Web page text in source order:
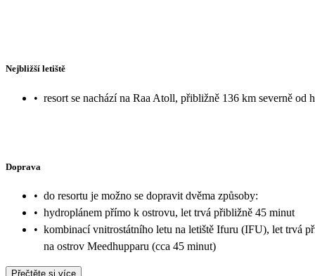
Nejbližší letiště
• resort se nachází na Raa Atoll, přibližně 136 km severně
Doprava
• do resortu je možno se dopravit dvěma způsoby:
• hydroplánem přímo k ostrovu, let trvá přibližně 45 minut
• kombinací vnitrostátního letu na letiště Ifuru (IFU), let trvá
na ostrov Meedhupparu (cca 45 minut)
Přečtěte si více